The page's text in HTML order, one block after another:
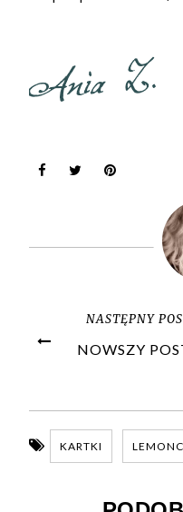
NASTĘPNY
NOWSZY
KARTKI